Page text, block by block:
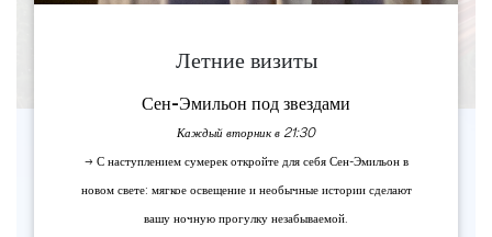
Летние визиты
Сен-Эмильон под звездами
Каждый вторник в 21:30
→ С наступлением сумерек откройте для себя Сен-Эмильон в
новом свете: мягкое освещение и необычные истории сделают
вашу ночную прогулку незабываемой.